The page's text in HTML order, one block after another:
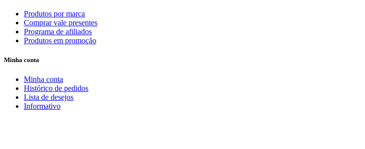
Produtos por marca
Comprar vale presentes
Programa de afiliados
Produtos em promoção
Minha conta
Minha conta
Histórico de pedidos
Lista de desejos
Informativo